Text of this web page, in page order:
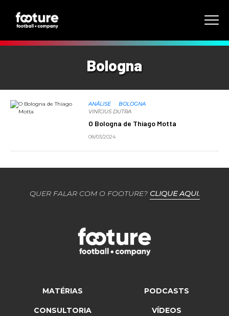
Bologna
ANÁLISE
BOLOGNA
VINÍCIUS DUTRA
O Bologna de Thiago Motta
08/03/2024
QUER FALAR COM O FOOTURE? CLIQUE AQUI.
MATÉRIAS PODCASTS
CONSULTORIA VÍDEOS